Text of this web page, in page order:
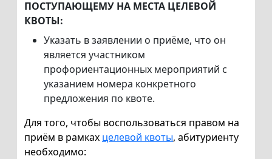
ПОСТУПАЮЩЕМУ НА МЕСТА ЦЕЛЕВОЙ
КВОТЫ:
Указать в заявлении о приёме, что он
является участником
профориентационных мероприятий с
указанием номера конкретного
предложения по квоте.
Для того, чтобы воспользоваться правом на
приём в рамках целевой квоты, абитуриенту
необходимо: